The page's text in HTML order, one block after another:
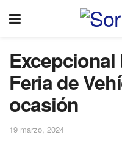
Excepcional
Feria de
ocasión
19 marzo, 2024